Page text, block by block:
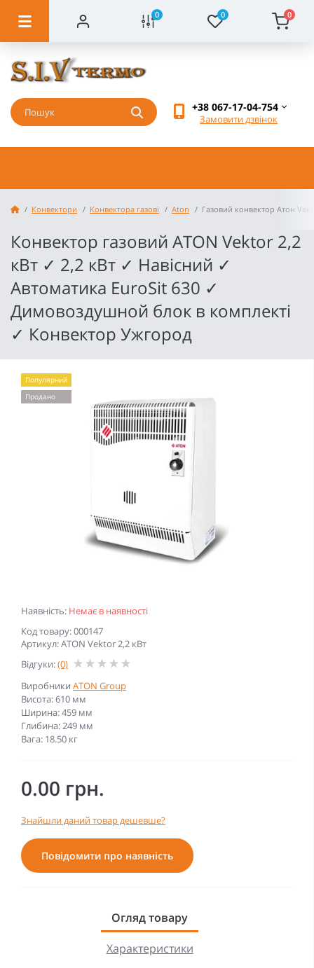
0 0 0
+38 067-17-04-754
Замовити дзвінок
Конвектори Конвектора газові Aton Газовий конвектор Атон
Конвектор газовий ATON Vektor 2,2
кВт ✓ 2,2 кВт ✓ Навісний ✓
Автоматика EuroSit 630 ✓
Димовоздушной блок в комплекті
✓ Конвектор Ужгород
Наявність: Немає в наявності
Код товару: 000147
Артикул: ATON Vektor 2,2 кВт
Відгуки:(0)
Виробники ATON Group
Висота: 610 мм
Ширина: 459 мм
Глибина: 249 мм
Вага: 18.50 кг
Популярний
Продано
0.00 грн.
Знайшли даний товар дешевше?
Повідомити про наявність
Огляд товару
Характеристики